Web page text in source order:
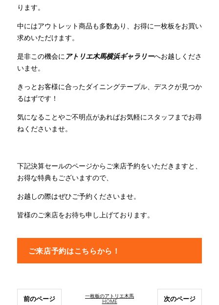
ります。
中にはアウトレット商品も多数あり、お得に一枚板をお買い
求めいただけます。
是非この機会に アトリエ木馬横浜ギャラリーへお越しくださ
いませ。
きっとお客様に合ったダイニングテーブル、デスクが見つか
るはずです！
気になることやご不明点があればお気軽にスタッフまでお尋
ねくださいませ。
下記決算セールのページからご来店予約をいただきますと、
お得な特典もございますので、
お越しの際はぜひご予約くださいませ。
皆様のご来店をお待ち申し上げております。
ご来店予約はこちらから！
一枚板のアトリエ木馬
HOME
前のページ 次のページ